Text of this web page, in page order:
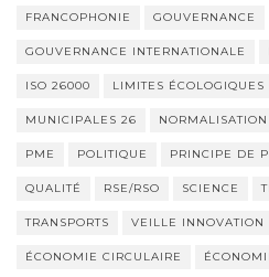
FRANCOPHONIE GOUVERNANCE
GOUVERNANCE INTERNATIONALE
ISO 26000 LIMITES ÉCOLOGIQUES
MUNICIPALES 26 NORMALISATION
PME POLITIQUE PRINCIPE DE
QUALITÉ RSE/RSO SCIENCE
TRANSPORTS VEILLE INNOVATION
ÉCONOMIE CIRCULAIRE